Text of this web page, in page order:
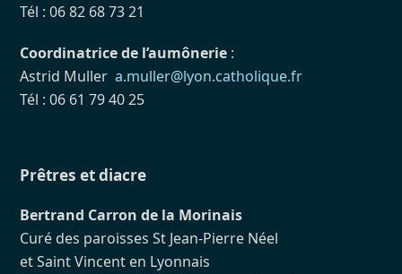
Tél : 06 82 68 73 21
Coordinatrice de l’aumônerie :
Astrid Mullera.muller@lyon.catholique.fr
Tél : 06 61 79 40 25
Prêtres et diacre
Bertrand Carron de la Morinais
Curé des paroisses St Jean-Pierre Néel
et Saint Vincent en Lyonnais